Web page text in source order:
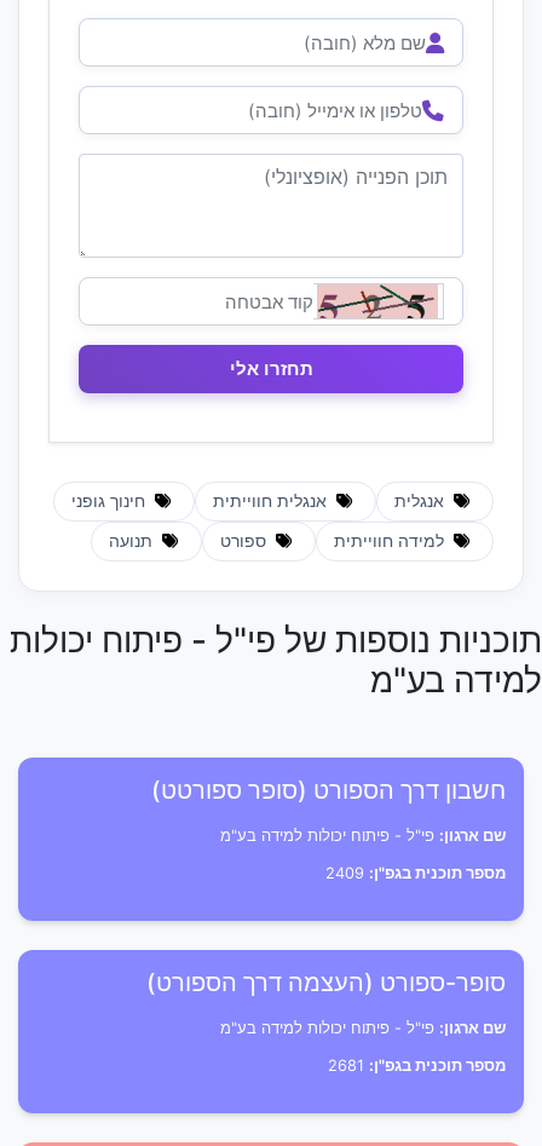
אנגלית אנגלית חווייתית חינוך גופני
למידה חווייתית ספורט תנועה
תוכניות נוספות של פי"ל - פיתוח יכולות
למידה בע"מ
חשבון דרך הספורט (סופר ספורטט)
שם ארגון: פי"ל - פיתוח יכולות למידה בע"מ
מספר תוכנית בגפ"ן:
סופר-ספורט (העצמה דרך הספורט)
שם ארגון: פי"ל - פיתוח יכולות למידה בע"מ
מספר תוכנית בגפ"ן: